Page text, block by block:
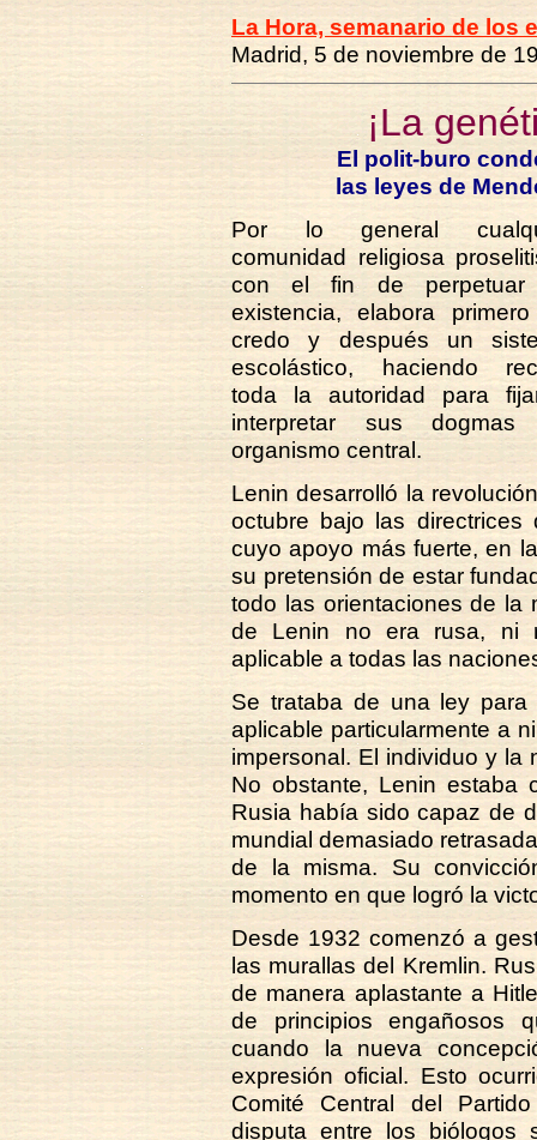
La Hora, semanario de los
Madrid, 5 de noviembre de
¡La
El polit-buro
las leyes de
Por lo general
comunidad religiosa
con el fin de perpetuar
existencia, elabora
credo y después un
escolástico, haciendo
toda la autoridad para
interpretar sus dogmas
organismo central.
Lenin desarrolló la
octubre bajo las
cuyo apoyo más fuerte, en
su pretensión de estar
todo las orientaciones de la
de Lenin no era rusa, ni
aplicable a todas las
Se trataba de una ley
aplicable particularmente a
impersonal. El individuo y la
No obstante, Lenin estaba
Rusia había sido capaz de
mundial demasiado
de la misma. Su
momento en que logró la
Desde 1932 comenzó a
las murallas del Kremlin.
de manera aplastante a
de principios engañosos
cuando la nueva
expresión oficial. Esto
Comité Central del
disputa entre los biólogos